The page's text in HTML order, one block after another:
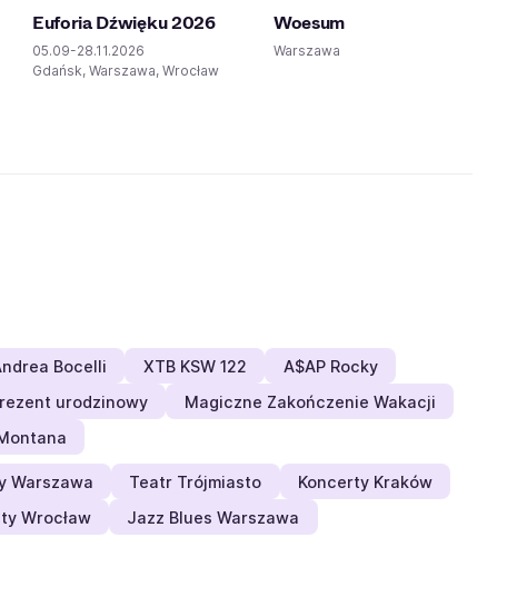
Euforia Dźwięku 2026
05.09-28.11.2026
Gdańsk, Warszawa, Wrocław
Woesum
Warszawa
Bocelli XTB KSW 122
A$AP Rocky
urodzinowy
Magiczne Zakończenie Wakacji
Warszawa Teatr Trójmiasto
Koncerty Kraków
Wrocław
Jazz Blues Warszawa